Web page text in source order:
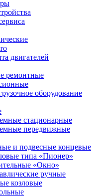
двигателей
ремонтные
оборудование
стационарные
передвижные
и подвесные концевые
типа «Пионер»
«Окно»
ручные
козловые